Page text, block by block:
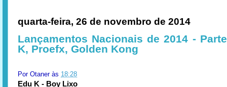
quarta-feira, 26 de novembro de 2014
Lançamentos Nacionais de 2014 -
K, Proefx, Golden Kong
Por Otaner às 18:28
Edu K - Boy Lixo